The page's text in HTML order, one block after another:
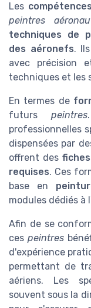
Les
peintres
techniques de
des aéronefs.
avec précision
techniques et les
En termes de
futurs peintres
professionnelles
dispensées par
offrent des
requises. Ces
base en
modules dédiés à
Afin de se
ces peintres
d'expérience
permettant de
aériens. Les
souvent sous la